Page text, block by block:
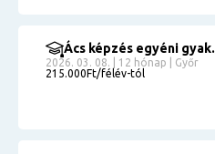
Ács képzés egyéni gyak.
2026. 03. 08. | 12 hónap | Győr
215.000Ft/félév-tól